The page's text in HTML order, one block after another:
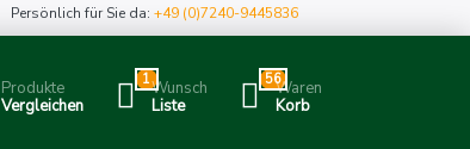
Persönlich für Sie da:+49 (0)7240-9445836
Produkte
Vergleichen
1Wunsch
Liste
56Waren
Korb